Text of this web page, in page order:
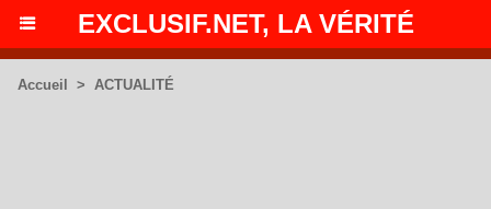
EXCLUSIF.NET, LA VÉRITÉ
Accueil > ACTUALITÉ